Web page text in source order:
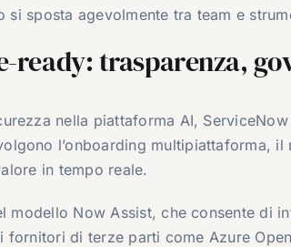
sposta agevolmente tra team e
ready: trasparenza,
nella piattaforma AI,
l’onboarding multipiattaforma,
in tempo reale.
modello Now Assist, che consente di
di terze parti come Azure